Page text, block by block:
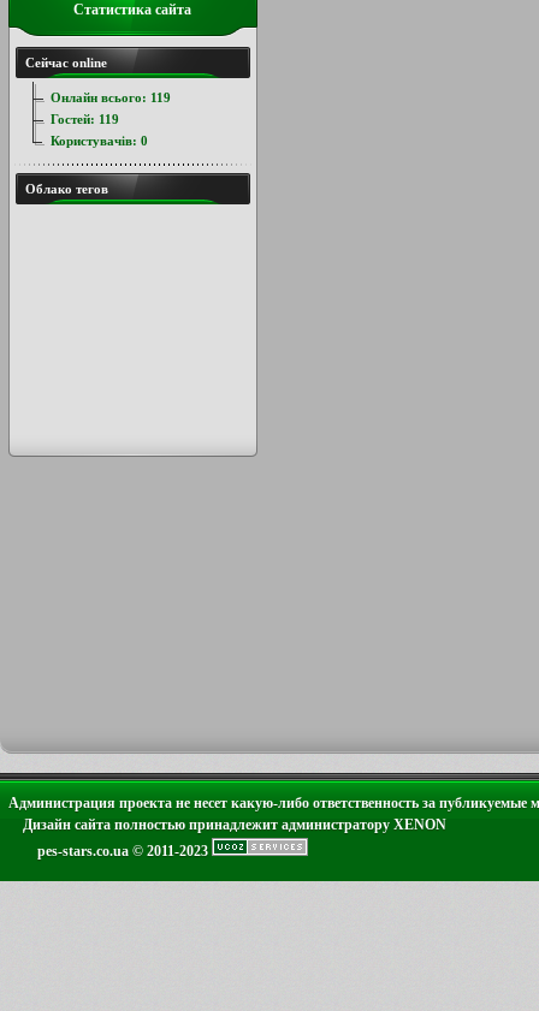
Статистика сайта
Сейчас online
Онлайн всього: 119
Гостей: 119
Користувачів: 0
Облако тегов
Администрация проекта не несет какую-либо ответственность за публикуемые
Дизайн сайта полностью принадлежит администратору XENON
pes-stars.co.ua © 2011-2023